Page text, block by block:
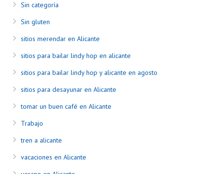
Sin categoría
Sin gluten
sitios merendar en Alicante
sitios para bailar lindy hop en alicante
sitios para bailar lindy hop y alicante en agosto
sitios para desayunar en Alicante
tomar un buen café en Alicante
Trabajo
tren a alicante
vacaciones en Alicante